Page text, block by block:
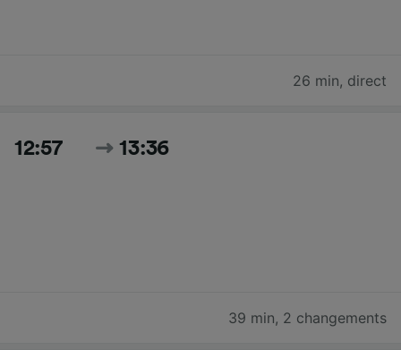
26 min, direct
12:57 13:36
39 min, 2 changements